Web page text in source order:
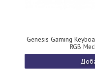
Genesis Gaming
RGB